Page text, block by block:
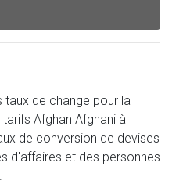
taux de change pour la
Afghan Afghani à
de conversion de devises
d'affaires et des personnes